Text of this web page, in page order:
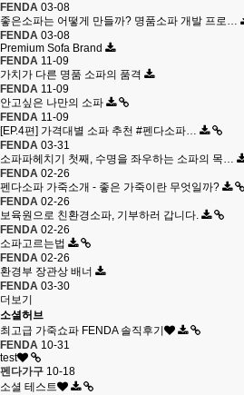
FENDA 03-08
좋은소파는 어떻게 만들까? 명품소파 개발 프로…
FENDA 03-08
Premium Sofa Brand
FENDA 11-09
가치가 다른 명품 소파의 품격
FENDA 11-09
안고싶은 나만의 소파
FENDA 11-09
[EP.4편] 가격대별 소파 추천 #펜다소파​…
FENDA 03-31
소파파헤치기 첫째, 수명을 좌우하는 소파의 목…
FENDA 02-26
펜다소파 가죽소개 - 좋은 가죽이란 무엇일까?
FENDA 02-26
보육원으로 친환경소파, 기부하러 갑니다.
FENDA 02-26
소파고르는법
FENDA 02-26
환경부 장관상 배너
FENDA 03-30
더보기
소셜허브
최고급 가죽쇼파 FENDA 솔직후기
FENDA 10-31
test
펜다가구 10-18
소셜 테스트